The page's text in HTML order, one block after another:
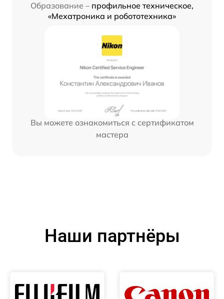
Образование – профильное техническое,
«Мехатроника и робототехника»
Вы можете ознакомиться с сертификатом
мастера
Наши партнёры